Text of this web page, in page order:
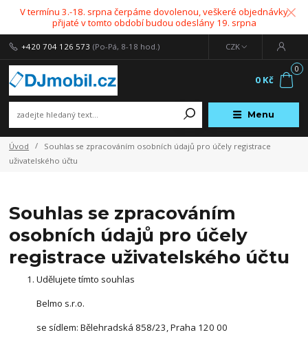
V termínu 3.-18. srpna čerpáme dovolenou, veškeré objednávky
přijaté v tomto období budou odeslány 19. srpna
Menu
CZK
+420 704 126 573 (Po-Pá, 8-18 hod.)
0
0 Kč
Úvod
Souhlas se zpracováním osobních údajů pro účely registrace
uživatelského účtu
Souhlas se zpracováním
osobních údajů pro účely
registrace uživatelského účtu
Udělujete tímto souhlas
Belmo s.r.o.
se sídlem: Bělehradská 858/23, Praha 120 00